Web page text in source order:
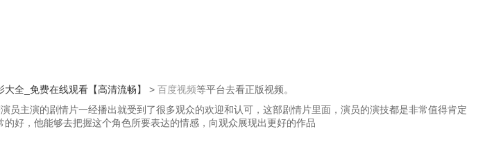
全_免费在线观看【高清流畅】 > 百度视频等平台去看正版视频。
主演的剧情片一经播出就受到了很多观众的欢迎和认可，这部剧情片里面，演员的演技都是非常值得肯定
好，他能够去把握这个角色所要表达的情感，向观众展现出更好的作品